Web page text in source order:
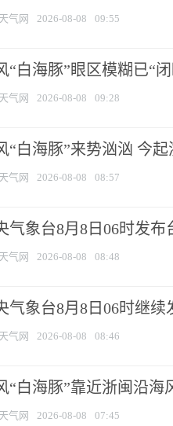
气网 2026-08-08 09:55
“白海豚”眼区模糊已“
气网 2026-08-08 09:28
“白海豚”来势汹汹 今
气网 2026-08-08 08:57
气象台8月8日06时发布
气网 2026-08-08 08:48
气象台8月8日06时继
气网 2026-08-08 08:46
“白海豚”靠近浙闽沿海
气网 2026-08-08 07:45